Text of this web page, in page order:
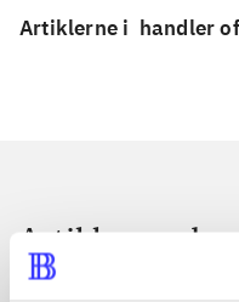
Artiklerne i handler
Artikler med
Fra